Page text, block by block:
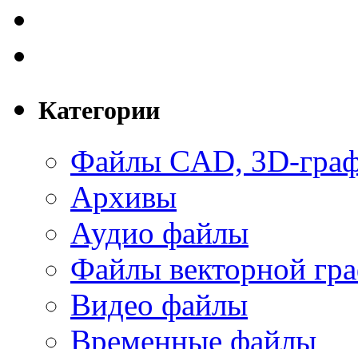
Категории
Файлы CAD, 3D-
Архивы
Аудио файлы
Файлы векторной
Видео файлы
Временные файлы